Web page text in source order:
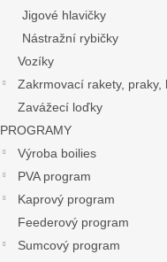
Jigové hlavičky
Nástražní rybičky
Vozíky
Zakrmovací rakety, praky,
Zavážecí loďky
PROGRAMY
Výroba boilies
PVA program
Kaprový program
Feederový program
Sumcový program